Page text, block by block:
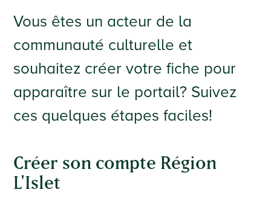
Vous êtes un acteur de la
communauté culturelle et
souhaitez créer votre fiche pour
apparaître sur le portail? Suivez
ces quelques étapes faciles!
Créer son compte Région
L'Islet